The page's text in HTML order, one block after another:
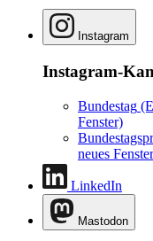
Instagram
Instagram-
Bundestag
Fenster)
neues
LinkedIn
Mastodon